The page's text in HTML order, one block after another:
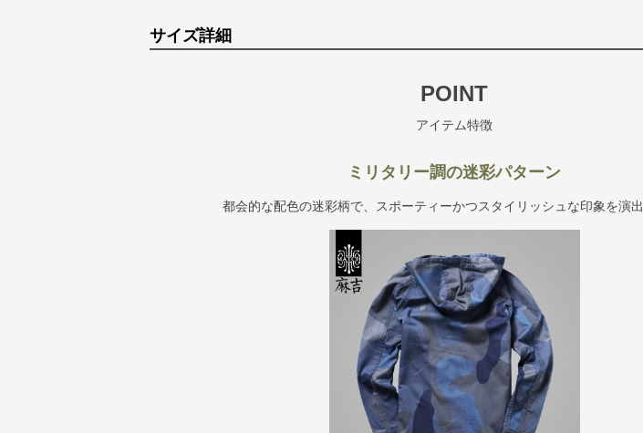
サイズ詳細
POINT
アイテム特徴
ミリタリー調の迷彩パターン
都会的な配色の迷彩柄で、スポーティーかつスタイリッシュな印象を演出